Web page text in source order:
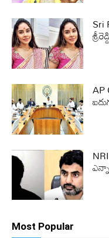
Sri
Most Popular